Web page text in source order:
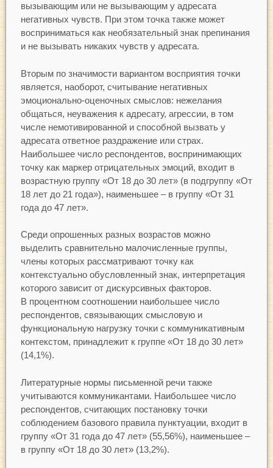
вызывающим или не вызывающим у адресата
негативных чувств. При этом точка также может
восприниматься как необязательный знак препинания
и не вызывать никаких чувств у адресата.
Вторым по значимости вариантом восприятия точки
является, наоборот, считывание негативных
эмоционально-оценочных смыслов: нежелания
общаться, неуважения к адресату, агрессии, в том
числе немотивированной и способной вызвать у
адресата ответное раздражение или страх.
Наибольшее число респондентов, воспринимающих
точку как маркер отрицательных эмоций, входит в
возрастную группу «От 18 до 30 лет» (в подгруппу «От
18 лет до 21 года»), наименьшее – в группу «От 31
года до 47 лет».
Среди опрошенных разных возрастов можно
выделить сравнительно малочисленные группы,
члены которых рассматривают точку как
контекстуально обусловленный знак, интерпретация
которого зависит от дискурсивных факторов.
В процентном соотношении наибольшее число
респондентов, связывающих смысловую и
функциональную нагрузку точки с коммуникативным
контекстом, принадлежит к группе «От 18 до 30 лет»
(14,1%).
Литературные нормы письменной речи также
учитываются коммуникантами. Наибольшее число
респондентов, считающих постановку точки
соблюдением базового правила пунктуации, входит в
группу «От 31 года до 47 лет» (55,56%), наименьшее –
в группу «От 18 до 30 лет» (13,2%).